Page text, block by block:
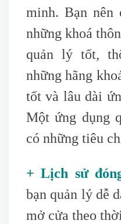
minh. Bạn nên
những khoá
quản lý tốt,
những hãng
tốt và lâu dài
Một ứng dụng
có những tiêu
+ Lịch sử
bạn quản lý dễ
mở cửa theo